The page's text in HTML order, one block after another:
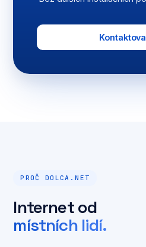
PROČ DOLCA.NET
Internet od
místních lidí.